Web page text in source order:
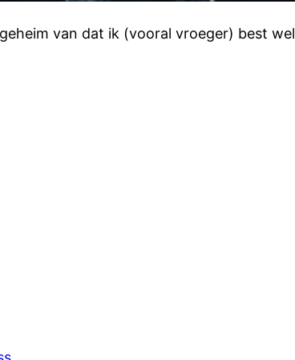
van dat ik (vooral vroeger) best wel